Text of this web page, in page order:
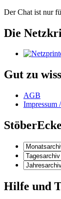
Der Chat ist nur
Die
Gut zu
AGB
Impressum
StöberEcke
Hilfe und